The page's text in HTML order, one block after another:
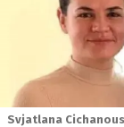
Svjatlana